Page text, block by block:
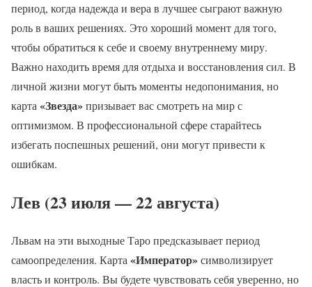
период, когда надежда и вера в лучшее сыграют важную
роль в ваших решениях. Это хороший момент для того,
чтобы обратиться к себе и своему внутреннему миру.
Важно находить время для отдыха и восстановления сил. В
личной жизни могут быть моменты недопонимания, но
карта «Звезда»призывает вас смотреть на мир с
оптимизмом. В профессиональной сфере старайтесь
избегать поспешных решений, они могут привести к
ошибкам.
Лев (23 июля — 22 августа)
Львам на эти выходные Таро предсказывает период
самоопределения. Карта «Император»символизирует
власть и контроль. Вы будете чувствовать себя уверенно, но